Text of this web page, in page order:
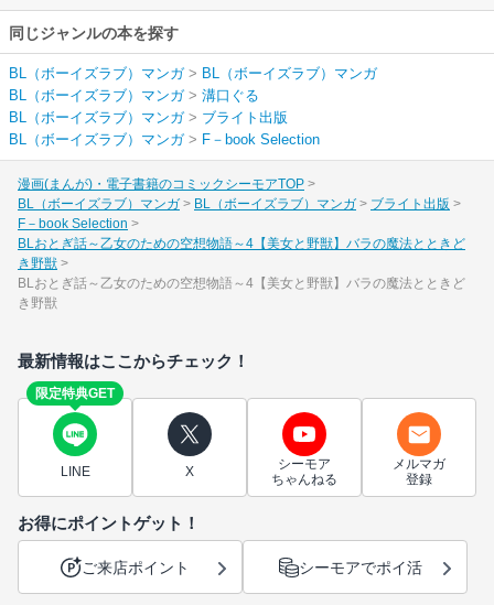
同じジャンルの本を探す
BL（ボーイズラブ）マンガ> BL（ボーイズラブ）マンガ
BL（ボーイズラブ）マンガ> 溝口ぐる
BL（ボーイズラブ）マンガ> ブライト出版
BL（ボーイズラブ）マンガ> F－book Selection
漫画(まんが)・電子書籍のコミックシーモアTOP
BL（ボーイズラブ）マンガ
BL（ボーイズラブ）マンガ
ブライト出版
F－book Selection
BLおとぎ話～乙女のための空想物語～4【美女と野獣】バラの魔法とときど
き野獣
BLおとぎ話～乙女のための空想物語～4【美女と野獣】バラの魔法とときど
き野獣
最新情報はここからチェック！
限定特典GET
LINE X
シーモア
ちゃんねる
メルマガ
登録
お得にポイントゲット！
ご来店ポイント シーモアでポイ活